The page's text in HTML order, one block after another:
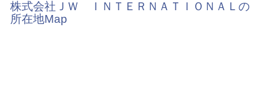
株式会社ＪＷ ＩＮＴＥＲＮＡＴＩＯＮＡＬの
所在地Map